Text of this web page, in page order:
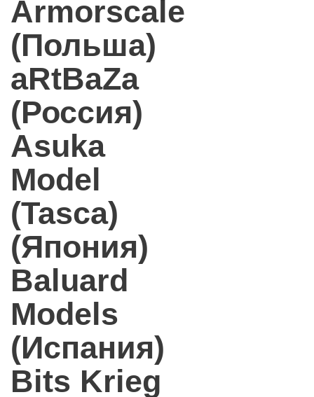
Armorscale
(Польша)
aRtBaZa
(Россия)
Asuka
Model
(Tasca)
(Япония)
Baluard
Models
(Испания)
Bits Krieg